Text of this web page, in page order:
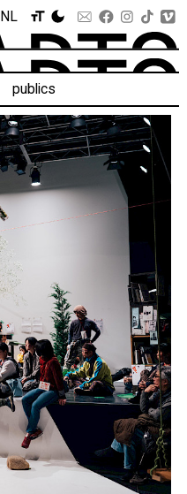
NL
publics